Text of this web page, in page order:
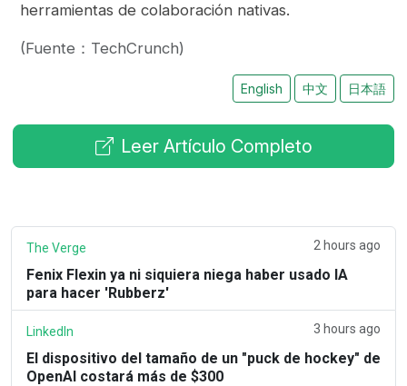
herramientas de colaboración nativas.
(Fuente：TechCrunch)
English 中文 日本語
Leer Artículo Completo
The Verge 2 hours ago
Fenix Flexin ya ni siquiera niega haber usado IA
para hacer 'Rubberz'
LinkedIn 3 hours ago
El dispositivo del tamaño de un "puck de hockey" de
OpenAI costará más de $300